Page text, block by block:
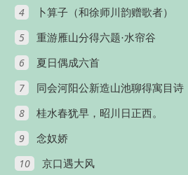
4 卜算子（和徐师川韵赠歌者）
5 重游雁山分得六题·水帘谷
6 夏日偶成六首
7 同会河阳公新造山池聊得寓目诗
8 桂水春犹早，昭川日正西。
9 念奴娇
10 京口遇大风